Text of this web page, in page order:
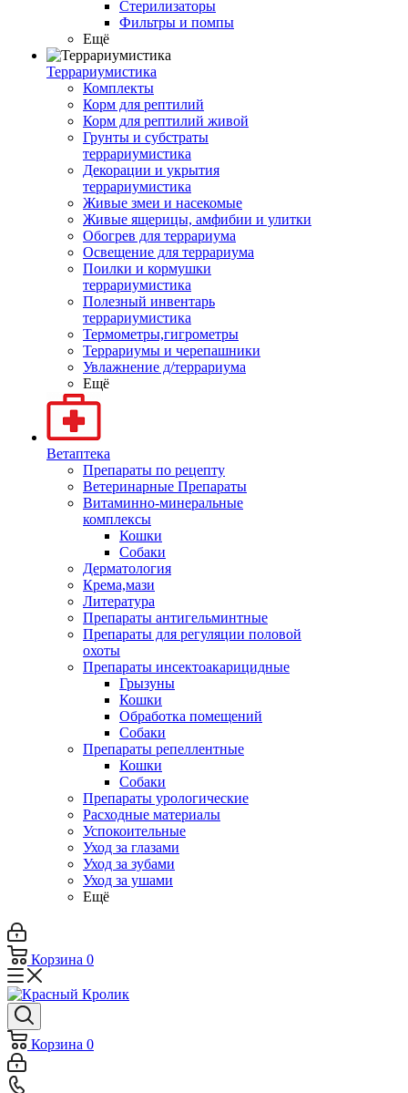
Стерилизаторы
Фильтры и помпы
Ещё
Террариумистика
Комплекты
Корм для рептилий
Корм для рептилий живой
Грунты и субстраты
террариумистика
Декорации и укрытия
террариумистика
Живые змеи и насекомые
Живые ящерицы, амфибии и улитки
Обогрев для террариума
Освещение для террариума
Поилки и кормушки
террариумистика
Полезный инвентарь
террариумистика
Термометры,гигрометры
Террариумы и черепашники
Увлажнение д/террариума
Ещё
Ветаптека
Препараты по рецепту
Ветеринарные Препараты
Витаминно-минеральные
комплексы
Кошки
Собаки
Дерматология
Крема,мази
Литература
Препараты антигельминтные
Препараты для регуляции половой
охоты
Препараты инсектоакарицидные
Грызуны
Кошки
Обработка помещений
Собаки
Препараты репеллентные
Кошки
Собаки
Препараты урологические
Расходные материалы
Успокоительные
Уход за глазами
Уход за зубами
Уход за ушами
Ещё
Корзина 0
Корзина 0